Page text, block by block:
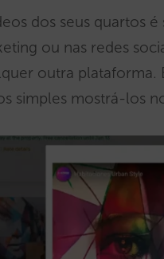
dos seus quartos
ou nas redes
outra plataforma.
simples mostrá-los